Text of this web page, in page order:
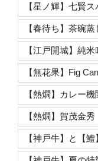
【星ノ輝】七賢
【春待ち】茶碗蒸
【江戸開城】純
【無花果】Fig
【熱燗】カレー機
【熱燗】賀茂金秀
【神戸牛】と【